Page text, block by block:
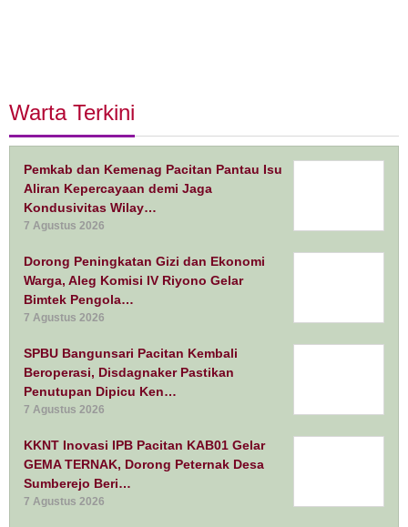
Warta Terkini
Pemkab dan Kemenag Pacitan Pantau Isu
Aliran Kepercayaan demi Jaga
Kondusivitas Wilay…
7 Agustus 2026
Dorong Peningkatan Gizi dan Ekonomi
Warga, Aleg Komisi IV Riyono Gelar
Bimtek Pengola…
7 Agustus 2026
SPBU Bangunsari Pacitan Kembali
Beroperasi, Disdagnaker Pastikan
Penutupan Dipicu Ken…
7 Agustus 2026
KKNT Inovasi IPB Pacitan KAB01 Gelar
GEMA TERNAK, Dorong Peternak Desa
Sumberejo Beri…
7 Agustus 2026